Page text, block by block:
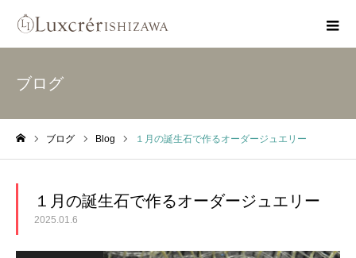
ブログ
ブログ Blog １月の誕生石で作るオーダージュエリー
１月の誕生石で作るオーダージュエリー
2025.01.6